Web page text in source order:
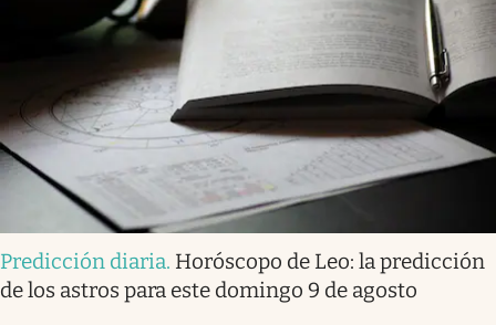
Predicción diaria. Horóscopo de Leo: la predicción
de los astros para este domingo 9 de agosto